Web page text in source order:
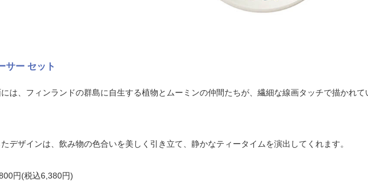
サー セット
は、フィンランドの群島に自生する植物とムーミンの仲間たちが、繊細な線画タッチで描かれて
デザインは、飲み物の色合いを美しく引き立て、静かなティータイムを演出してくれます。
円(税込6,380円)